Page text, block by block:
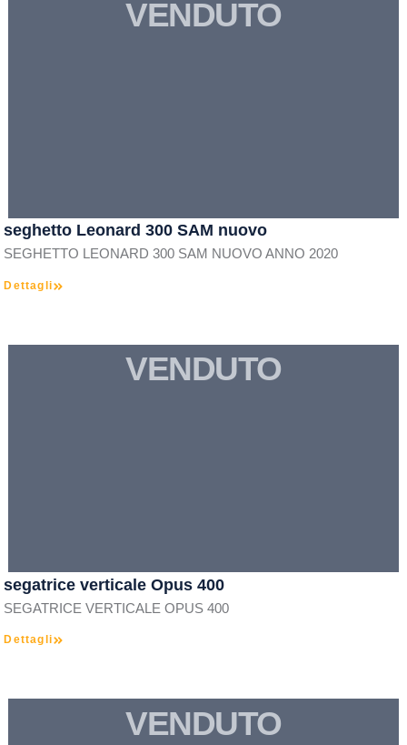
VENDUTO
seghetto Leonard 300 SAM nuovo
SEGHETTO LEONARD 300 SAM NUOVO ANNO 2020
Dettagli
VENDUTO
segatrice verticale Opus 400
SEGATRICE VERTICALE OPUS 400
Dettagli
VENDUTO